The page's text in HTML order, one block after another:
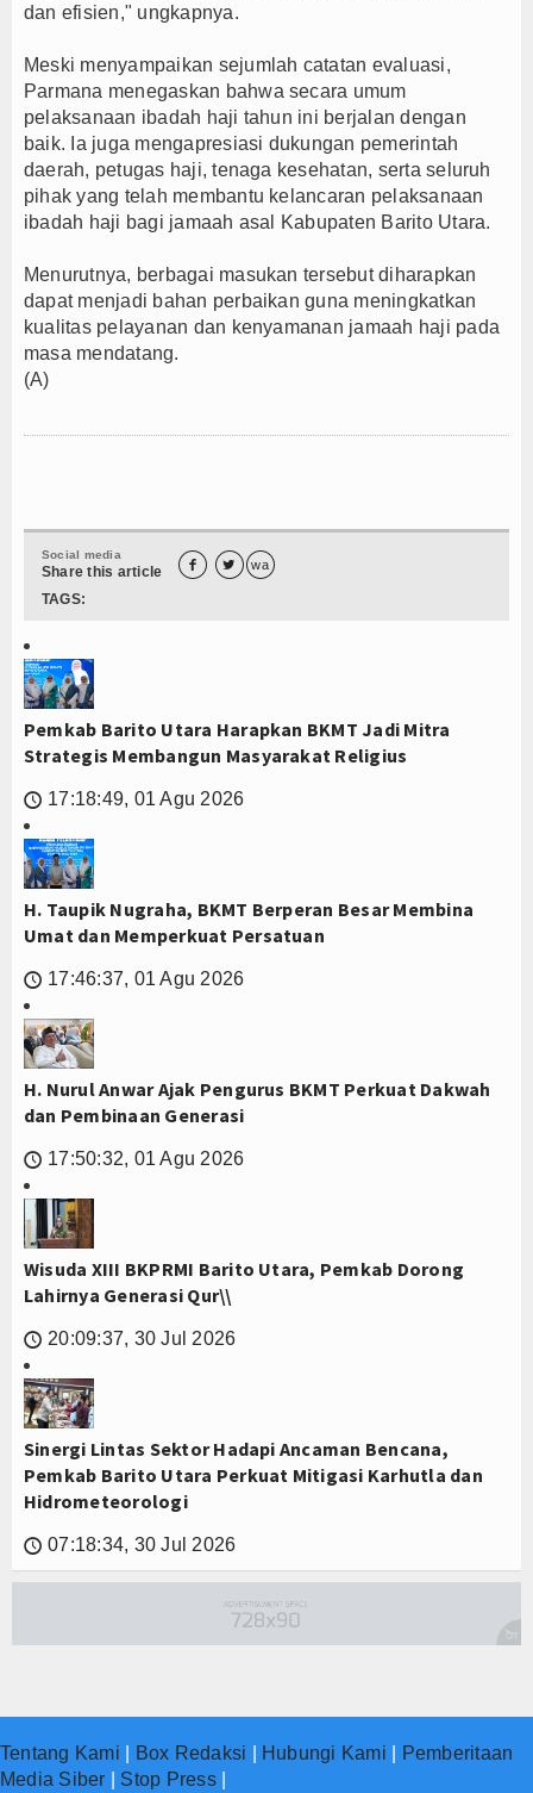
dan efisien," ungkapnya.
Meski menyampaikan sejumlah catatan evaluasi,
Parmana menegaskan bahwa secara umum
pelaksanaan ibadah haji tahun ini berjalan dengan
baik. Ia juga mengapresiasi dukungan pemerintah
daerah, petugas haji, tenaga kesehatan, serta seluruh
pihak yang telah membantu kelancaran pelaksanaan
ibadah haji bagi jamaah asal Kabupaten Barito Utara.
Menurutnya, berbagai masukan tersebut diharapkan
dapat menjadi bahan perbaikan guna meningkatkan
kualitas pelayanan dan kenyamanan jamaah haji pada
masa mendatang.
(A)
Social media
Share this article   wa
TAGS:
Pemkab Barito Utara Harapkan BKMT Jadi Mitra
Strategis Membangun Masyarakat Religius
🕔 17:18:49, 01 Agu 2026
H. Taupik Nugraha, BKMT Berperan Besar Membina
Umat dan Memperkuat Persatuan
🕔 17:46:37, 01 Agu 2026
H. Nurul Anwar Ajak Pengurus BKMT Perkuat Dakwah
dan Pembinaan Generasi
🕔 17:50:32, 01 Agu 2026
Wisuda XIII BKPRMI Barito Utara, Pemkab Dorong
Lahirnya Generasi Qur\\
🕔 20:09:37, 30 Jul 2026
Sinergi Lintas Sektor Hadapi Ancaman Bencana,
Pemkab Barito Utara Perkuat Mitigasi Karhutla dan
Hidrometeorologi
🕔 07:18:34, 30 Jul 2026
Tentang Kami Box Redaksi Hubungi Kami
Pemberitaan
Media Siber
Stop Press|